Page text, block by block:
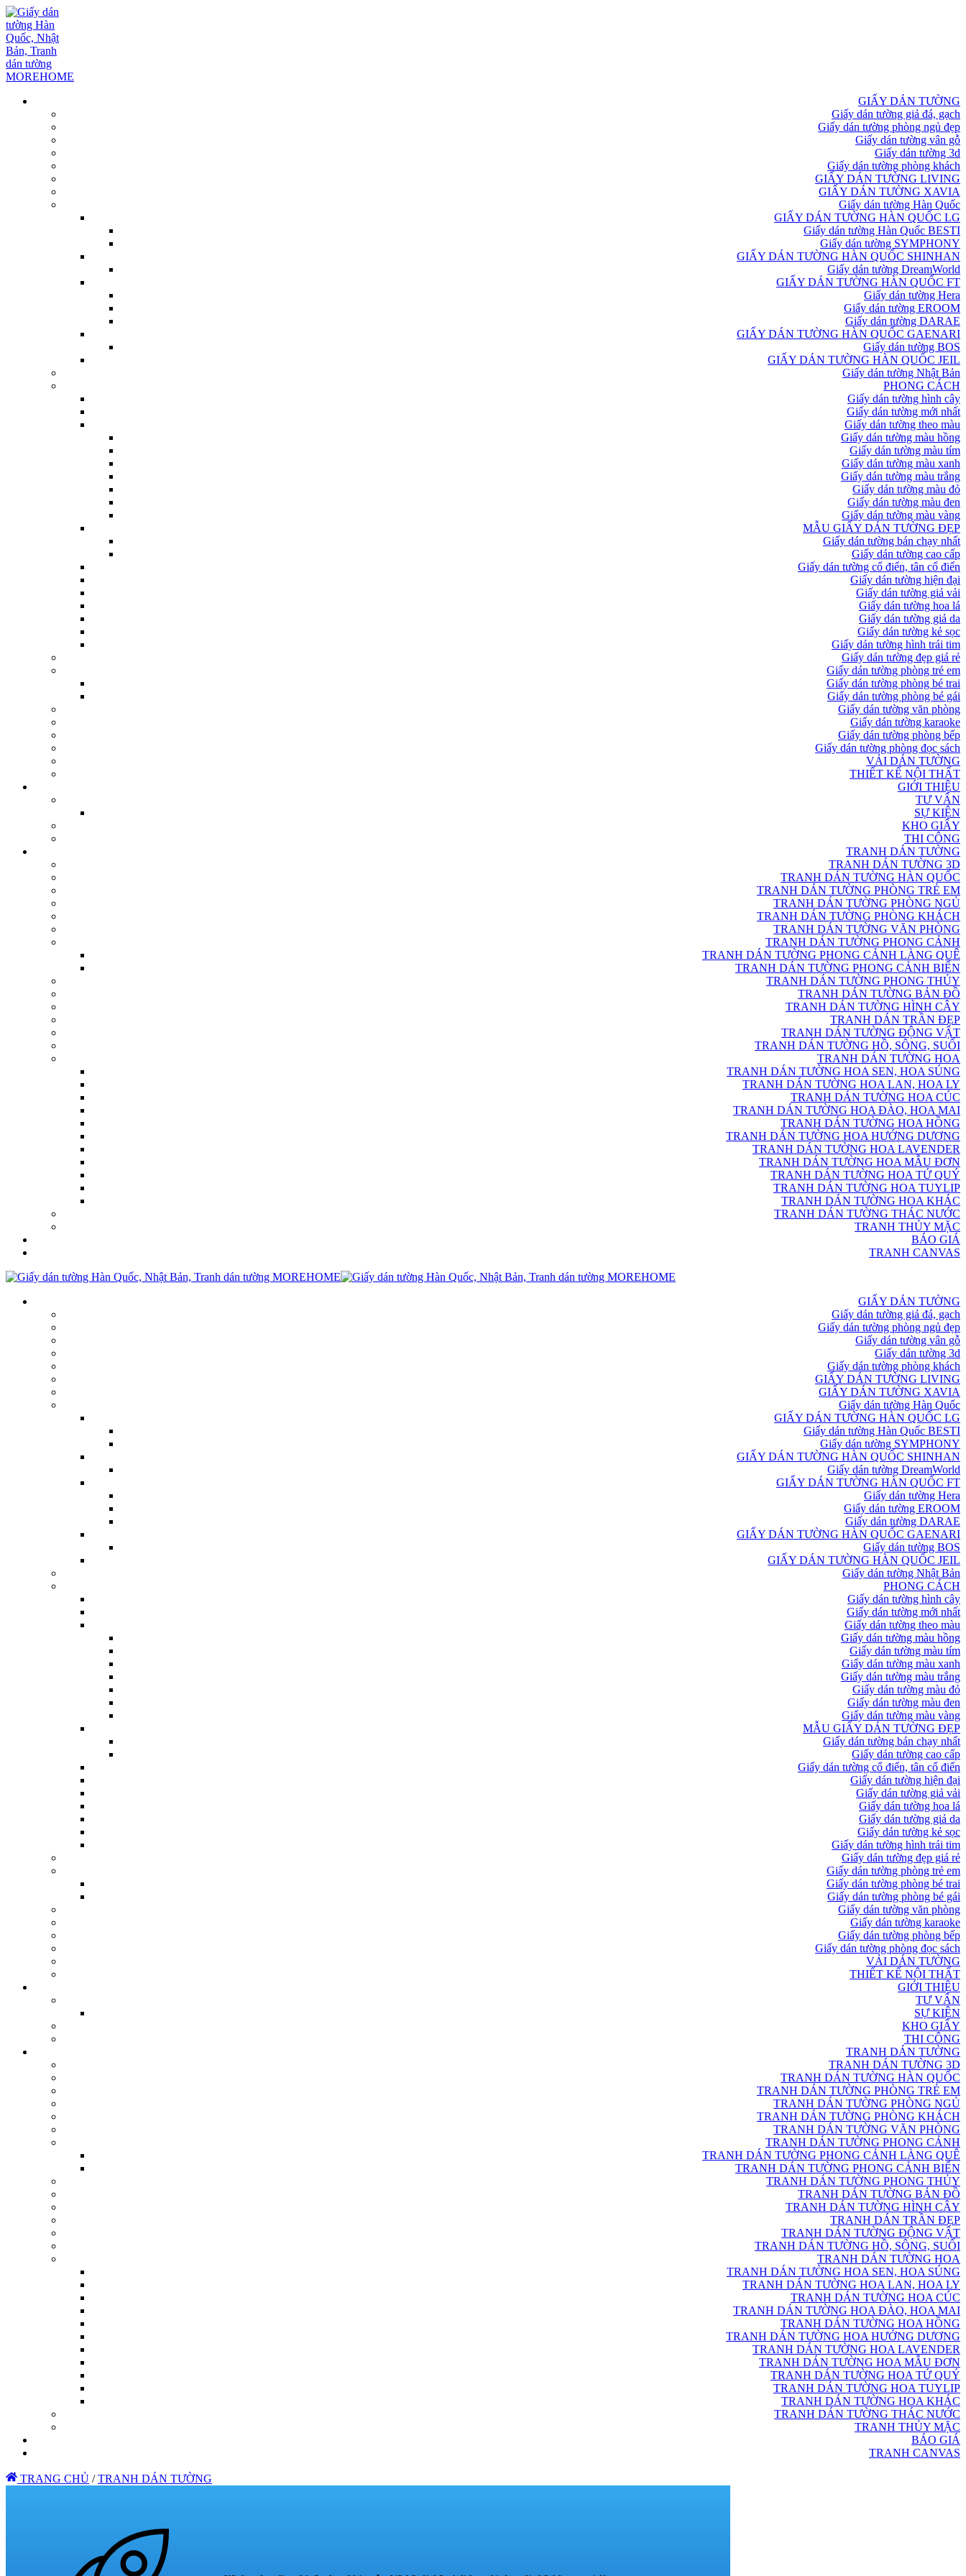
GIẤY DÁN TƯỜNG
Giấy dán tường giả đá, gạch
Giấy dán tường phòng ngủ đẹp
Giấy dán tường vân gỗ
Giấy dán tường 3d
Giấy dán tường phòng khách
GIẤY DÁN TƯỜNG LIVING
GIẤY DÁN TƯỜNG XAVIA
Giấy dán tường Hàn Quốc
GIẤY DÁN TƯỜNG HÀN QUỐC LG
Giấy dán tường Hàn Quốc BESTI
Giấy dán tường SYMPHONY
GIẤY DÁN TƯỜNG HÀN QUỐC SHINHAN
Giấy dán tường DreamWorld
GIẤY DÁN TƯỜNG HÀN QUỐC FT
Giấy dán tường Hera
Giấy dán tường EROOM
Giấy dán tường DARAE
GIẤY DÁN TƯỜNG HÀN QUỐC GAENARI
Giấy dán tường BOS
GIẤY DÁN TƯỜNG HÀN QUỐC JEIL
Giấy dán tường Nhật Bản
PHONG CÁCH
Giấy dán tường hình cây
Giấy dán tường mới nhất
Giấy dán tường theo màu
Giấy dán tường màu hồng
Giấy dán tường màu tím
Giấy dán tường màu xanh
Giấy dán tường màu trắng
Giấy dán tường màu đỏ
Giấy dán tường màu đen
Giấy dán tường màu vàng
MẪU GIẤY DÁN TƯỜNG ĐẸP
Giấy dán tường bán chạy nhất
Giấy dán tường cao cấp
Giấy dán tường cổ điển, tân cổ điển
Giấy dán tường hiện đại
Giấy dán tường giả vải
Giấy dán tường hoa lá
Giấy dán tường giả da
Giấy dán tường kẻ sọc
Giấy dán tường hình trái tim
Giấy dán tường đẹp giá rẻ
Giấy dán tường phòng trẻ em
Giấy dán tường phòng bé trai
Giấy dán tường phòng bé gái
Giấy dán tường văn phòng
Giấy dán tường karaoke
Giấy dán tường phòng bếp
Giấy dán tường phòng đọc sách
VẢI DÁN TƯỜNG
THIẾT KẾ NỘI THẤT
GIỚI THIỆU
TƯ VẤN
SỰ KIỆN
KHO GIẤY
THI CÔNG
TRANH DÁN TƯỜNG
TRANH DÁN TƯỜNG 3D
TRANH DÁN TƯỜNG HÀN QUỐC
TRANH DÁN TƯỜNG PHÒNG TRẺ EM
TRANH DÁN TƯỜNG PHÒNG NGỦ
TRANH DÁN TƯỜNG PHÒNG KHÁCH
TRANH DÁN TƯỜNG VĂN PHÒNG
TRANH DÁN TƯỜNG PHONG CẢNH
TRANH DÁN TƯỜNG PHONG CẢNH LÀNG QUÊ
TRANH DÁN TƯỜNG PHONG CẢNH BIỂN
TRANH DÁN TƯỜNG PHONG THỦY
TRANH DÁN TƯỜNG BẢN ĐỒ
TRANH DÁN TƯỜNG HÌNH CÂY
TRANH DÁN TRẦN ĐẸP
TRANH DÁN TƯỜNG ĐỘNG VẬT
TRANH DÁN TƯỜNG HỒ, SÔNG, SUỐI
TRANH DÁN TƯỜNG HOA
TRANH DÁN TƯỜNG HOA SEN, HOA SÚNG
TRANH DÁN TƯỜNG HOA LAN, HOA LY
TRANH DÁN TƯỜNG HOA CÚC
TRANH DÁN TƯỜNG HOA ĐÀO, HOA MAI
TRANH DÁN TƯỜNG HOA HỒNG
TRANH DÁN TƯỜNG HOA HƯỚNG DƯƠNG
TRANH DÁN TƯỜNG HOA LAVENDER
TRANH DÁN TƯỜNG HOA MẪU ĐƠN
TRANH DÁN TƯỜNG HOA TỨ QUÝ
TRANH DÁN TƯỜNG HOA TUYLIP
TRANH DÁN TƯỜNG HOA KHÁC
TRANH DÁN TƯỜNG THÁC NƯỚC
TRANH THỦY MẶC
BÁO GIÁ
TRANH CANVAS
GIẤY DÁN TƯỜNG
Giấy dán tường giả đá, gạch
Giấy dán tường phòng ngủ đẹp
Giấy dán tường vân gỗ
Giấy dán tường 3d
Giấy dán tường phòng khách
GIẤY DÁN TƯỜNG LIVING
GIẤY DÁN TƯỜNG XAVIA
Giấy dán tường Hàn Quốc
GIẤY DÁN TƯỜNG HÀN QUỐC LG
Giấy dán tường Hàn Quốc BESTI
Giấy dán tường SYMPHONY
GIẤY DÁN TƯỜNG HÀN QUỐC SHINHAN
Giấy dán tường DreamWorld
GIẤY DÁN TƯỜNG HÀN QUỐC FT
Giấy dán tường Hera
Giấy dán tường EROOM
Giấy dán tường DARAE
GIẤY DÁN TƯỜNG HÀN QUỐC GAENARI
Giấy dán tường BOS
GIẤY DÁN TƯỜNG HÀN QUỐC JEIL
Giấy dán tường Nhật Bản
PHONG CÁCH
Giấy dán tường hình cây
Giấy dán tường mới nhất
Giấy dán tường theo màu
Giấy dán tường màu hồng
Giấy dán tường màu tím
Giấy dán tường màu xanh
Giấy dán tường màu trắng
Giấy dán tường màu đỏ
Giấy dán tường màu đen
Giấy dán tường màu vàng
MẪU GIẤY DÁN TƯỜNG ĐẸP
Giấy dán tường bán chạy nhất
Giấy dán tường cao cấp
Giấy dán tường cổ điển, tân cổ điển
Giấy dán tường hiện đại
Giấy dán tường giả vải
Giấy dán tường hoa lá
Giấy dán tường giả da
Giấy dán tường kẻ sọc
Giấy dán tường hình trái tim
Giấy dán tường đẹp giá rẻ
Giấy dán tường phòng trẻ em
Giấy dán tường phòng bé trai
Giấy dán tường phòng bé gái
Giấy dán tường văn phòng
Giấy dán tường karaoke
Giấy dán tường phòng bếp
Giấy dán tường phòng đọc sách
VẢI DÁN TƯỜNG
THIẾT KẾ NỘI THẤT
GIỚI THIỆU
TƯ VẤN
SỰ KIỆN
KHO GIẤY
THI CÔNG
TRANH DÁN TƯỜNG
TRANH DÁN TƯỜNG 3D
TRANH DÁN TƯỜNG HÀN QUỐC
TRANH DÁN TƯỜNG PHÒNG TRẺ EM
TRANH DÁN TƯỜNG PHÒNG NGỦ
TRANH DÁN TƯỜNG PHÒNG KHÁCH
TRANH DÁN TƯỜNG VĂN PHÒNG
TRANH DÁN TƯỜNG PHONG CẢNH
TRANH DÁN TƯỜNG PHONG CẢNH LÀNG QUÊ
TRANH DÁN TƯỜNG PHONG CẢNH BIỂN
TRANH DÁN TƯỜNG PHONG THỦY
TRANH DÁN TƯỜNG BẢN ĐỒ
TRANH DÁN TƯỜNG HÌNH CÂY
TRANH DÁN TRẦN ĐẸP
TRANH DÁN TƯỜNG ĐỘNG VẬT
TRANH DÁN TƯỜNG HỒ, SÔNG, SUỐI
TRANH DÁN TƯỜNG HOA
TRANH DÁN TƯỜNG HOA SEN, HOA SÚNG
TRANH DÁN TƯỜNG HOA LAN, HOA LY
TRANH DÁN TƯỜNG HOA CÚC
TRANH DÁN TƯỜNG HOA ĐÀO, HOA MAI
TRANH DÁN TƯỜNG HOA HỒNG
TRANH DÁN TƯỜNG HOA HƯỚNG DƯƠNG
TRANH DÁN TƯỜNG HOA LAVENDER
TRANH DÁN TƯỜNG HOA MẪU ĐƠN
TRANH DÁN TƯỜNG HOA TỨ QUÝ
TRANH DÁN TƯỜNG HOA TUYLIP
TRANH DÁN TƯỜNG HOA KHÁC
TRANH DÁN TƯỜNG THÁC NƯỚC
TRANH THỦY MẶC
BÁO GIÁ
TRANH CANVAS
TRANG CHỦ / TRANH DÁN TƯỜNG